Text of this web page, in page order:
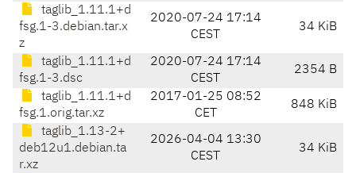
taglib_1.11.1+d
fsg.1-3.debian.tar.x
z
2020-07-24 17:14
CEST
34 KiB
taglib_1.11.1+d
fsg.1-3.dsc
2020-07-24 17:14
CEST
2354 B
taglib_1.11.1+d
fsg.1.orig.tar.xz
2017-01-25 08:52
CET
848 KiB
taglib_1.13-2+
deb12u1.debian.ta
r.xz
2026-04-04 13:30
CEST
34 KiB